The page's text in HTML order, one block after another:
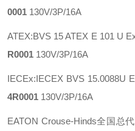
0001 130V/3P/16A
ATEX:BVS 15 ATEX E 101 U
R0001 130V/3P/16A
IECEx:IECEX BVS 15.0088U
4R0001 130V/3P/16A
EATON Crouse-Hinds全国总